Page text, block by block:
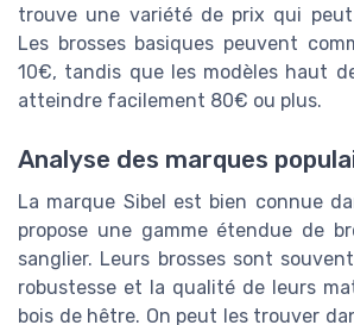
trouve une variété de prix qui
Les brosses basiques peuvent
10€, tandis que les modèles haut
atteindre facilement 80€ ou plus.
Analyse des marques
La marque Sibel est bien connue
propose une gamme étendue de
sanglier. Leurs brosses sont
robustesse et la qualité de leurs
bois de hêtre. On peut les trouver